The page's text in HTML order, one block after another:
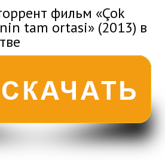
фильм «Çok
tam ortasi» (2013) в